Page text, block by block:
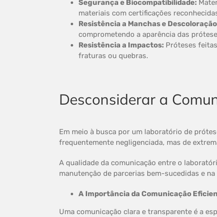
Segurança e Biocompatibilidade:
materiais com certificações
Resistência a Manchas e
comprometendo a aparência das
Resistência a Impactos: Próteses
fraturas ou quebras.
Desconsiderar a
Em meio à busca por um laboratório de
frequentemente negligenciada, mas de
A qualidade da comunicação entre o
manutenção de parcerias bem-sucedidas e
A Importância da Comunicação
Uma comunicação clara e transparente é a